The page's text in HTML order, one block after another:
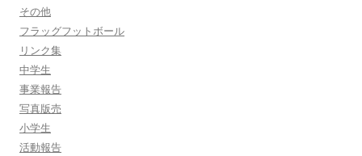
その他
フラッグフットボール
リンク集
中学生
事業報告
写真版売
小学生
活動報告